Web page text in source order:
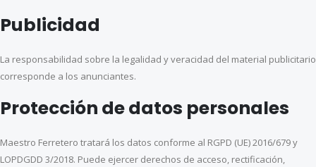
Publicidad
La responsabilidad sobre la legalidad y veracidad del material publicitario
corresponde a los anunciantes.
Protección de datos personales
Maestro Ferretero tratará los datos conforme al RGPD (UE) 2016/679 y
LOPDGDD 3/2018. Puede ejercer derechos de acceso, rectificación,